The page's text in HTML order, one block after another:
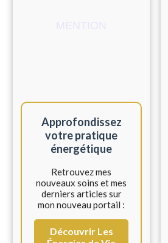
Approfondissez
votre pratique
énergétique
Retrouvez mes
nouveaux soins et mes
derniers articles sur
mon nouveau portail :
Découvrir Les